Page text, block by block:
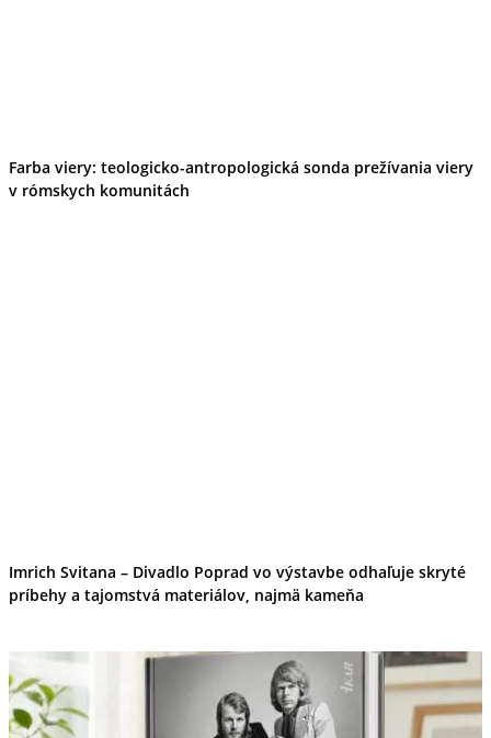
Farba viery: teologicko-antropologická sonda prežívania viery
v rómskych komunitách
Imrich Svitana – Divadlo Poprad vo výstavbe odhaľuje skryté
príbehy a tajomstvá materiálov, najmä kameňa